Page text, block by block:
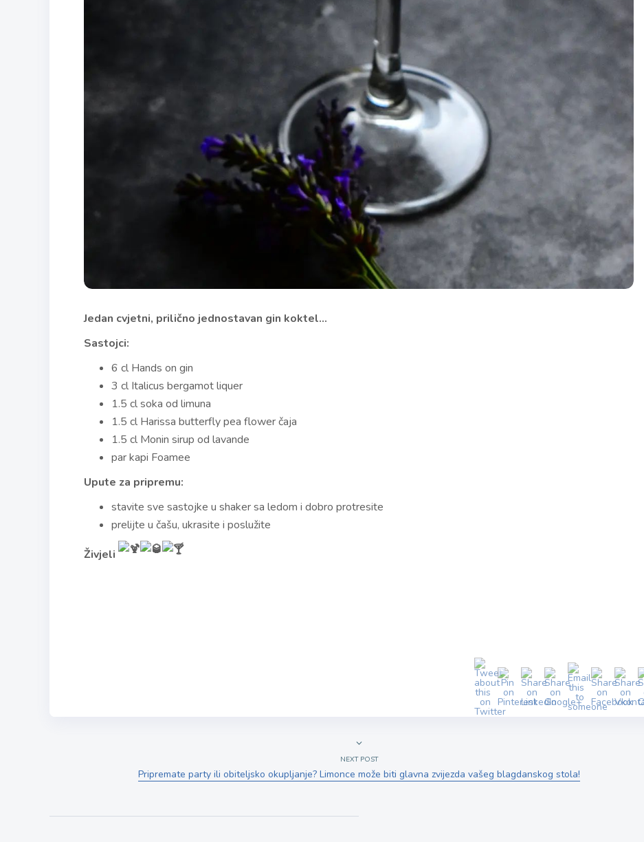
Jedan cvjetni, prilično jednostavan gin koktel…
Sastojci:
6 cl Hands on gin
3 cl Italicus bergamot liquer
1.5 cl soka od limuna
1.5 cl Harissa butterfly pea flower čaja
1.5 cl Monin sirup od lavande
par kapi Foamee
Upute za pripremu:
stavite sve sastojke u shaker sa ledom i dobro protresite
prelijte u čašu, ukrasite i poslužite
Živjeli
NEXT POST
Pripremate party ili obiteljsko okupljanje? Limonce može biti glavna zvijezda vašeg blagdanskog stola!